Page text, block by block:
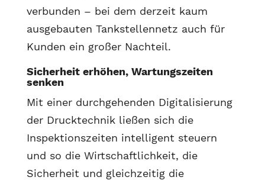
verbunden – bei dem derzeit kaum
ausgebauten Tankstellennetz auch für
Kunden ein großer Nachteil.
Sicherheit erhöhen, Wartungszeiten
senken
Mit einer durchgehenden Digitalisierung
der Drucktechnik ließen sich die
Inspektionszeiten intelligent steuern
und so die Wirtschaftlichkeit, die
Sicherheit und gleichzeitig die